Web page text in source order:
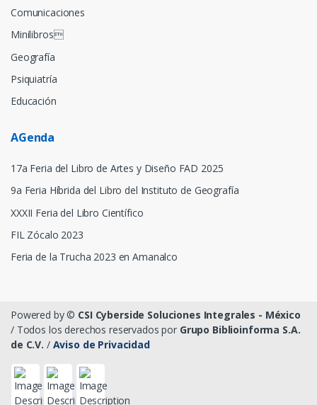
Comunicaciones
Minilibros
Geografía
Psiquiatría
Educación
AGenda
17a Feria del Libro de Artes y Diseño FAD 2025
9a Feria Híbrida del Libro del Instituto de Geografía
XXXII Feria del Libro Científico
FIL Zócalo 2023
Feria de la Trucha 2023 en Amanalco
Powered by © CSI Cyberside Soluciones Integrales - México
/ Todos los derechos reservados por Grupo Biblioinforma S.A.
de C.V. / Aviso de Privacidad